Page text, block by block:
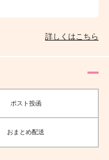
詳しくはこちら
ポスト投函
おまとめ配送